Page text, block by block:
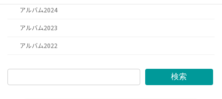
アルバム2024
アルバム2023
アルバム2022
検索